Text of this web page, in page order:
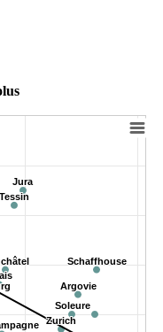
Argovie
Argovie
Jura
Jura
Schaffhouse
Schaffhouse
Soleure
Soleure
Tessin
Tessin
Zurich
Zurich